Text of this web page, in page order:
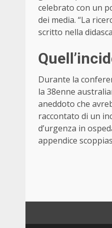
celebrato con un
dei media. “La
scritto nella
Durante la
la 38enne
aneddoto che
raccontato di un
d’urgenza in
appendice